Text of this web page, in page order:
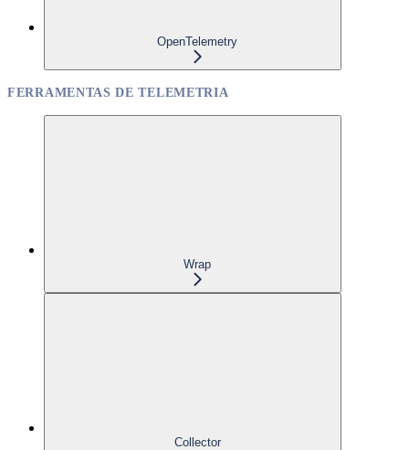
OpenTelemetry
FERRAMENTAS DE TELEMETRIA
Wrap
Collector